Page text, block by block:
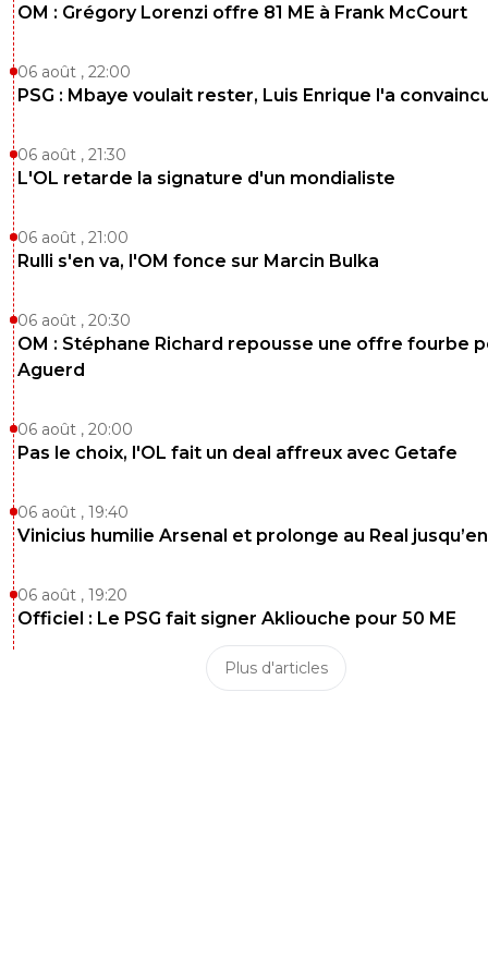
OM : Grégory Lorenzi offre 81 ME à Frank McCourt
06 août , 22:00
PSG : Mbaye voulait rester, Luis Enrique l'a
06 août , 21:30
L'OL retarde la signature d'un mondialiste
06 août , 21:00
Rulli s'en va, l'OM fonce sur Marcin Bulka
06 août , 20:30
OM : Stéphane Richard repousse une offre fourbe
Aguerd
06 août , 20:00
Pas le choix, l'OL fait un deal affreux avec Getafe
06 août , 19:40
Vinicius humilie Arsenal et prolonge au Real
06 août , 19:20
Officiel : Le PSG fait signer Akliouche pour 50 ME
Plus d'articles